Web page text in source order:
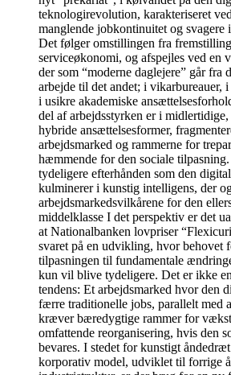
teknologirevolution, karakteriseret
manglende jobkontinuitet og svagere
Det følger omstillingen fra
serviceøkonomi, og afspejles ved en
der som “moderne daglejere” går fra
arbejde til det andet; i vikarbureauer,
i usikre akademiske
del af arbejdsstyrken er i
hybride ansættelsesformer,
arbejdsmarked og rammerne for
hæmmende for den sociale
tydeligere efterhånden som den
kulminerer i kunstig intelligens, der
arbejdsmarkedsvilkårene for den
middelklasse I det perspektiv er det
at Nationalbanken lovpriser
svaret på en udvikling, hvor behovet
tilpasningen til fundamentale
kun vil blive tydeligere. Det er ikke
tendens: Et arbejdsmarked hvor den
færre traditionelle jobs, parallelt med
kræver bæredygtige rammer for
omfattende reorganisering, hvis den
bevares. I stedet for kunstigt
korporativ model, udviklet til forrige